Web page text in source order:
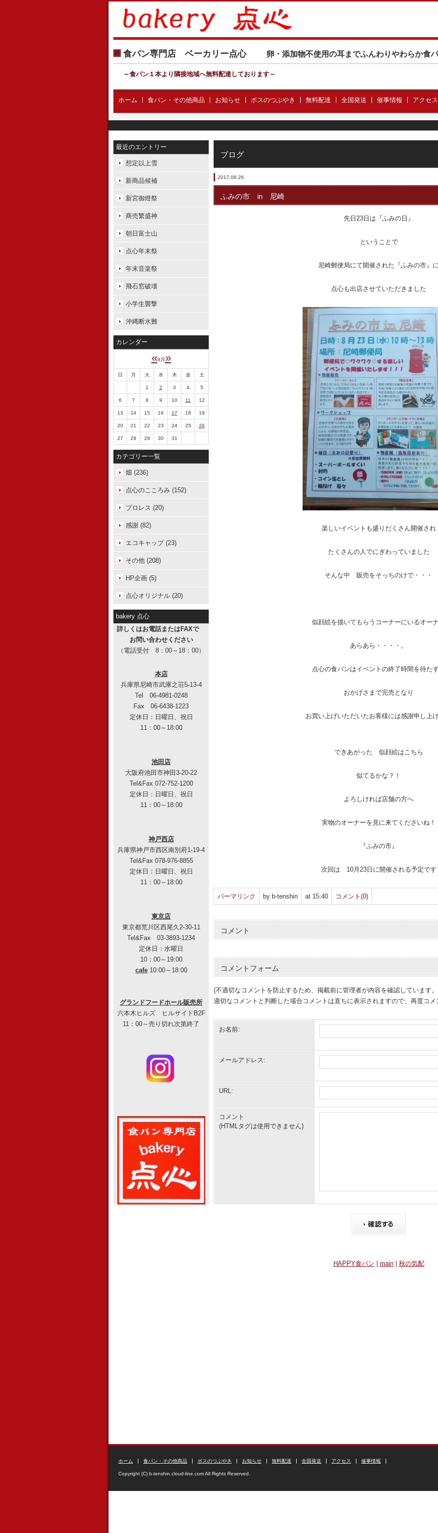
食パン専門店 ベーカリー点心 卵・添加物不使用の耳までふんわりやわらか食
～食パン１本より隣接地域へ無料配達しております～
ホーム 食パン・その他商品 お知らせ ボスのつぶやき 無料配達 全国発送 催事情報 アクセス
ブログ
2017.08.26
ふみの市 in 尼崎
先日23日は『ふみの日』
ということで
尼崎郵便局にて開催された『ふみの市』
点心も出店させていただきました
楽しいイベントも盛りだくさん開催され
たくさんの人でにぎわっていました
そんな中 販売をそっちのけで・・・
似顔絵を描いてもらうコーナーにいるオー
あらあら・・・・。
点心の食パンはイベントの終了時間を待た
おかげさまで完売となり
お買い上げいただいたお客様には感謝申し上
できあがった 似顔絵はこちら
似てるかな？！
よろしければ店舗の方へ
実物のオーナーを見に来てくださいね！
『ふみの市』
次回は 10月23日に開催される予定です
パーマリンク by b-tenshin at 15:40 コメント(0)
コメント
コメントフォーム
(不適切なコメントを防止するため、掲載前に管理者が内容を確認しています。
適切なコメントと判断した場合コメントは直ちに表示されますので、再度コ
お名前:
メールアドレス:
URL:
コメント
(HTMLタグは使用できません)
HAPPY食パン main| 秋の気配
最近のエントリー
想定以上雪
新商品候補
新宮御燈祭
商売繁盛神
朝日富士山
点心年末祭
年末音楽祭
飛石窓破壊
小学生襲撃
沖縄断水難
カレンダー
«8月 »
日 月 火 水 木 金 土
1 2 3 4 5
6 7 8 9 10 11 12
13 14 15 16 17 18 19
20 21 22 23 24 25 26
27 28 29 30 31
カテゴリー一覧
畑 (236)
点心のこころみ (152)
プロレス (20)
感謝 (82)
エコキャップ (23)
その他 (208)
HP企画 (5)
点心オリジナル (20)
bakery 点心
詳しくはお電話またはFAXで
お問い合わせください
（電話受付 8：00～18：00）
本店
兵庫県尼崎市武庫之荘5-13-4
Tel 06-4981-0248
Fax 06-6438-1223
定休日：日曜日、祝日
11：00～18:00
池田店
大阪府池田市神田3-20-22
Tel&Fax 072-752-1200
定休日：日曜日、祝日
11：00～18:00
神戸西店
兵庫県神戸市西区南別府1-19-4
Tel&Fax 078-976-8855
定休日：日曜日、祝日
11：00～18:00
東京店
東京都荒川区西尾久2-30-11
Tel&Fax 03-3893-1234
定休日：水曜日
10：00～19:00
cafe10:00～18:00
グランドフードホール販売所
六本木ヒルズ ヒルサイドB2F
11：00～売り切れ次第終了
ホーム 食パン・その他商品 ボスのつぶやき お知らせ 無料配達 全国発送 アクセス 催事情報
Copyright (C) b-tenshin.cloud-line.com All Rights Reserved.